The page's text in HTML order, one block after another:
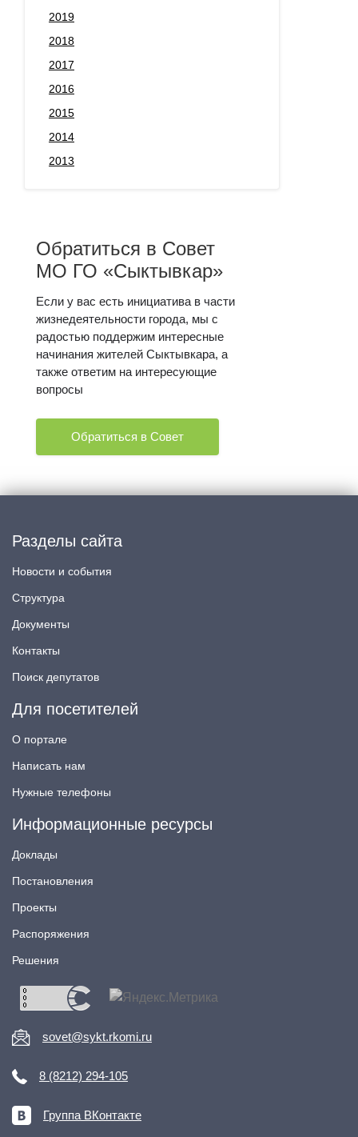
2019
2018
2017
2016
2015
2014
2013
Обратиться в Совет
МО ГО «Сыктывкар»
Если у вас есть инициатива в части
жизнедеятельности города, мы с
радостью поддержим интересные
начинания жителей Сыктывкара, а
также ответим на интересующие
вопросы
Обратиться в Совет
Разделы сайта
Новости и события
Структура
Документы
Контакты
Поиск депутатов
Для посетителей
О портале
Написать нам
Нужные телефоны
Информационные ресурсы
Доклады
Постановления
Проекты
Распоряжения
Решения
sovet@sykt.rkomi.ru
8 (8212) 294-105
Группа ВКонтакте